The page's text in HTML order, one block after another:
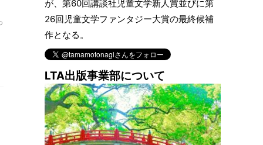
が、第60回講談社児童文学新人賞並びに第
26回児童文学ファンタジー大賞の最終候補
作となる。
LTA出版事業部について